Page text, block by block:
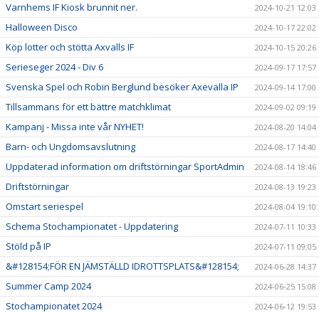
Varnhems IF Kiosk brunnit ner. 2024-10-21 12:03
Halloween Disco 2024-10-17 22:02
Köp lotter och stötta Axvalls IF 2024-10-15 20:26
Serieseger 2024 - Div 6 2024-09-17 17:57
Svenska Spel och Robin Berglund besöker Axevalla IP 2024-09-14 17:00
Tillsammans för ett bättre matchklimat 2024-09-02 09:19
Kampanj - Missa inte vår NYHET! 2024-08-20 14:04
Barn- och Ungdomsavslutning 2024-08-17 14:40
Uppdaterad information om driftstörningar SportAdmin 2024-08-14 18:46
Driftstörningar 2024-08-13 19:23
Omstart seriespel 2024-08-04 19:10
Schema Stochampionatet - Uppdatering 2024-07-11 10:33
Stöld på IP 2024-07-11 09:05
&#128154;FÖR EN JÄMSTÄLLD IDROTTSPLATS&#128154; 2024-06-28 14:37
Summer Camp 2024 2024-06-25 15:08
Stochampionatet 2024 2024-06-12 19:53